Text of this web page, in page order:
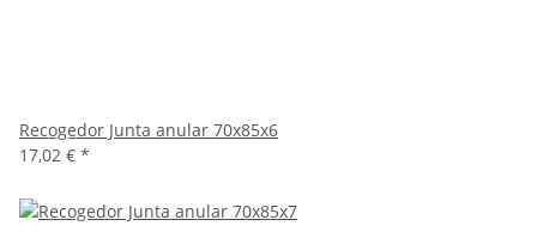
Recogedor Junta anular 70x85x6
17,02 € *